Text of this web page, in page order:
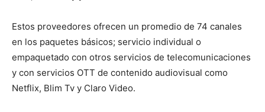
Estos proveedores ofrecen un promedio de 74 canales
en los paquetes básicos; servicio individual o
empaquetado con otros servicios de telecomunicaciones
y con servicios OTT de contenido audiovisual como
Netflix, Blim Tv y Claro Video.